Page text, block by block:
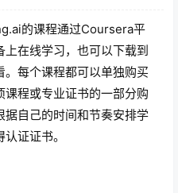
的课程通过Coursera平
上在线学习，也可以下载到
每个课程都可以单独购买
课程或专业证书的一部分购
据自己的时间和节奏安排学
证证书。